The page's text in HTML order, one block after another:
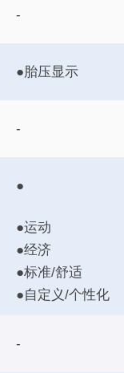
-
●胎压显示
-
●
●运动
●经济
●标准/舒适
●自定义/个性化
-